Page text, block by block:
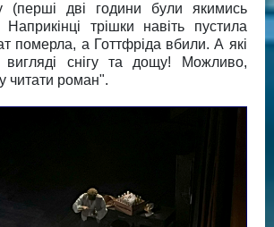
(перші дві години були якимись
трішки навіть пустила
померла, а Готтфріда вбили. А які
снігу та дощу! Можливо,
читати роман".